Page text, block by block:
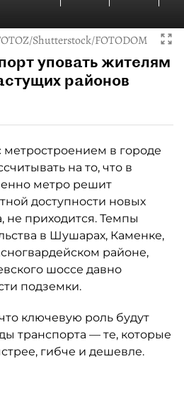
Shutterstock/FOTODOM
уповать жителям
районов
метростроением в городе
на то, что в
метро решит
доступности новых
не приходится. Темпы
в Шушарах, Каменке,
районе,
шоссе давно
подземки.
ключевую роль будут
транспорта — те, которые
гибче и дешевле.